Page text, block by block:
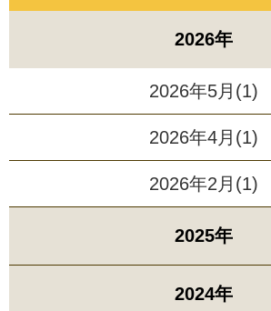
2026年
2026年5月(1)
2026年4月(1)
2026年2月(1)
2025年
2024年